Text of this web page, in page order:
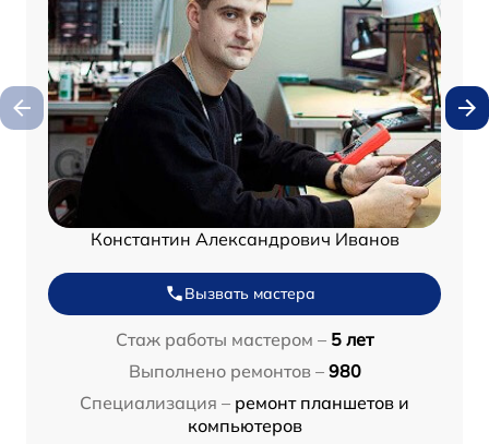
Константин Александрович Иванов
Вызвать мастера
Стаж работы мастером – 5 лет
Выполнено ремонтов – 980
Специализация – ремонт планшетов и
компьютеров